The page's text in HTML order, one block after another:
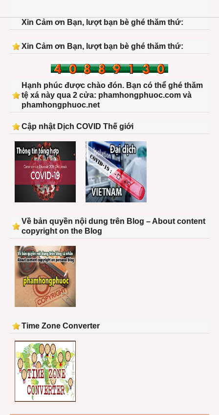
Xin Cảm ơn Bạn, lượt bạn bè ghé thăm thứ:
Xin Cảm ơn Bạn, lượt bạn bè ghé thăm thứ:
Hạnh phúc được chào đón. Bạn có thể ghé thăm
tệ xá này qua 2 cửa: phamhongphuoc.com và
phamhongphuoc.net
Cập nhật Dịch COVID Thế giới
Về bản quyền nội dung trên Blog – About content
copyright on the Blog
Time Zone Converter